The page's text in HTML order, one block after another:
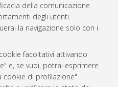
della comunicazione
degli utenti.
la navigazione solo con i
facoltativi attivando
e, se vuoi, potrai esprimere
cookie di profilazione".
Fri Aug 7 20:33:41 2026 CEST